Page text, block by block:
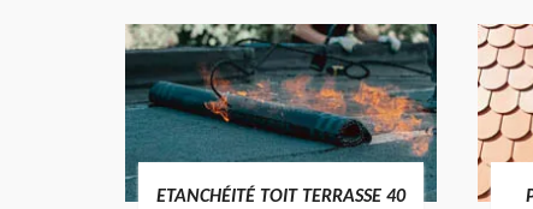
ETANCHÉITÉ TOIT TERRASSE 40